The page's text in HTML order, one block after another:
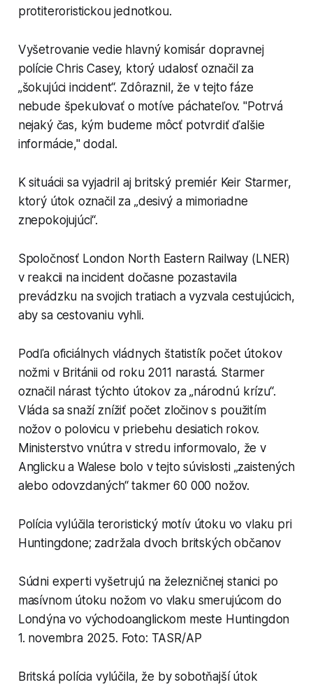
protiteroristickou jednotkou.
Vyšetrovanie vedie hlavný komisár dopravnej
polície Chris Casey, ktorý udalosť označil za
„šokujúci incident“. Zdôraznil, že v tejto fáze
nebude špekulovať o motíve páchateľov. "Potrvá
nejaký čas, kým budeme môcť potvrdiť ďalšie
informácie," dodal.
K situácii sa vyjadril aj britský premiér Keir Starmer,
ktorý útok označil za „desivý a mimoriadne
znepokojujúci“.
Spoločnosť London North Eastern Railway (LNER)
v reakcii na incident dočasne pozastavila
prevádzku na svojich tratiach a vyzvala cestujúcich,
aby sa cestovaniu vyhli.
Podľa oficiálnych vládnych štatistík počet útokov
nožmi v Británii od roku 2011 narastá. Starmer
označil nárast týchto útokov za „národnú krízu“.
Vláda sa snaží znížiť počet zločinov s použitím
nožov o polovicu v priebehu desiatich rokov.
Ministerstvo vnútra v stredu informovalo, že v
Anglicku a Walese bolo v tejto súvislosti „zaistených
alebo odovzdaných“ takmer 60 000 nožov.
Polícia vylúčila teroristický motív útoku vo vlaku pri
Huntingdone; zadržala dvoch britských občanov
Súdni experti vyšetrujú na železničnej stanici po
masívnom útoku nožom vo vlaku smerujúcom do
Londýna vo východoanglickom meste Huntingdon
1. novembra 2025. Foto: TASR/AP
Britská polícia vylúčila, že by sobotňajší útok